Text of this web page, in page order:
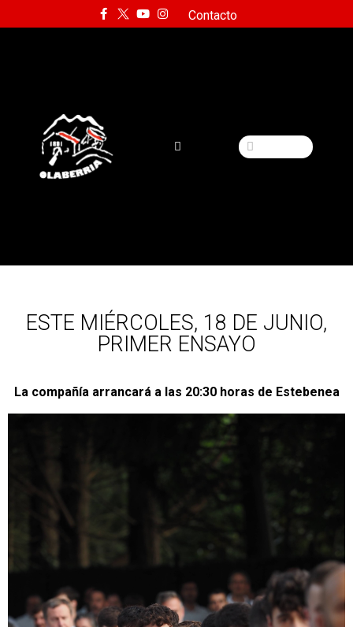
Contacto
ESTE MIÉRCOLES, 18 DE JUNIO,
PRIMER ENSAYO
La compañía arrancará a las 20:30 horas de Estebenea